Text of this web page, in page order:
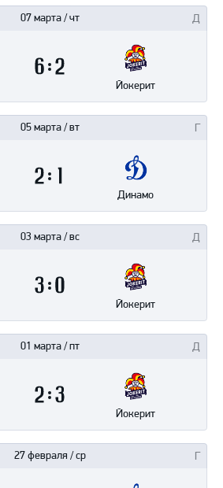
07 марта / чт
6
Йокерит
2
05 марта / вт
2
Динамо
03 марта / вс
3
Йокерит
0
01 марта / пт
2
Йокерит
3
27 февраля / ср